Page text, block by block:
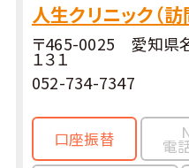
人生クリニック（訪
〒465-0025 愛知県
１３１
052-734-7347
口座振替
電